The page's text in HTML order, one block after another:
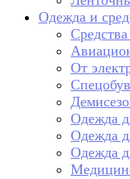
Одежда и
От
Одежда
Одежда
Одежда